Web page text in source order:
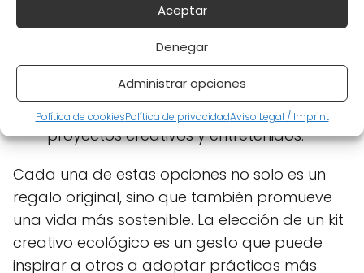
Aceptar
Denegar
Administrar opciones
Política de cookiesPolítica de privacidadAviso Legal / Imprint
Kits de biocosmética:
quienes buscan cuidar su piel con
productos naturales y ecológicos.
Kits de manualidades recicladas:
Utilizan materiales reciclados para crear
proyectos creativos y entretenidos.
Cada una de estas opciones no solo es un
regalo original, sino que también promueve
una vida más sostenible. La elección de un kit
creativo ecológico es un gesto que puede
inspirar a otros a adoptar prácticas más